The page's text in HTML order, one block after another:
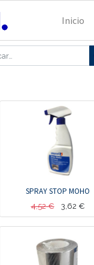
Inicio
SPRAY STOP MOHO
4,52€ 3,62 €